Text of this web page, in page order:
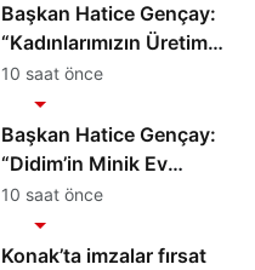
Başkan Hatice Gençay:
“Kadınlarımızın Üretim
Gücünü Destekliyoruz”
10 saat önce
Başkan Hatice Gençay:
“Didim’in Minik Ev
Sahiplerine Sahip
Çıkmaya Devam
Edeceğiz”
10 saat önce
Konak’ta imzalar fırsat